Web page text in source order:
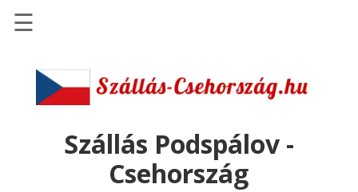
Szállások
Szállásinfo.eu
pénzvisszatérítéssel
☰
Szállás Podspálov -
Csehország